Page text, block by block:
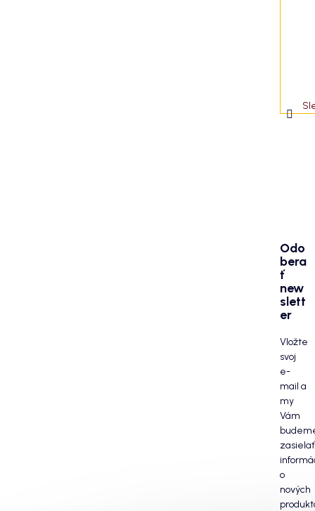
Odo
bera
ť
new
slett
er
Vložte
svoj
e-
mail a
my
Vám
zasielať
o
nových